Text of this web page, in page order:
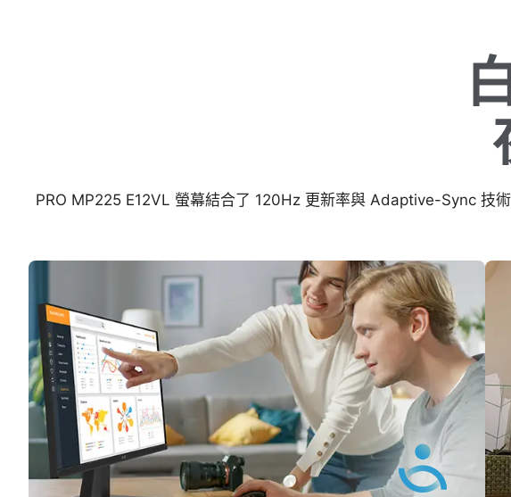
PRO MP225 E12VL 螢幕結合了 120Hz 更新率與 Adaptive-Sync 技